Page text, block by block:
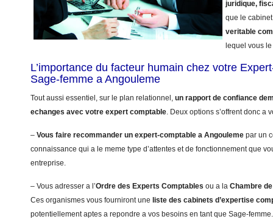
juridique,
que le
veritable
lequel vous
L’importance du facteur humain chez votre
Sage-femme a Angouleme
Tout aussi essentiel, sur le plan relationnel, un rapport de confiance
echanges avec votre expert comptable. Deux options s’offrent donc a
– Vous faire recommander un expert-comptable a Angouleme par un
connaissance qui a le meme type d’attentes et de fonctionnement que
entreprise.
– Vous adresser a l’Ordre des Experts Comptables ou a la Chambre
Ces organismes vous fourniront une liste des cabinets d’expertise
potentiellement aptes a repondre a vos besoins en tant que Sage-femme.